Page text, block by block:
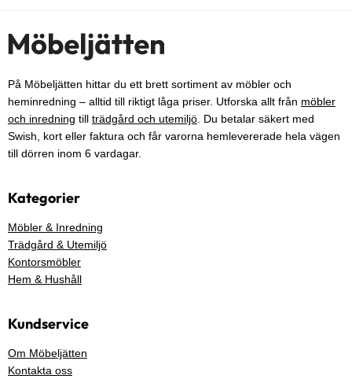
På Möbeljätten hittar du ett brett sortiment av möbler och
heminredning – alltid till riktigt låga priser. Utforska allt från möbler
och inredning till trädgård och utemiljö . Du betalar säkert med
Swish, kort eller faktura och får varorna hemlevererade hela vägen
till dörren inom 6 vardagar.
Kategorier
Möbler & Inredning
Trädgård & Utemiljö
Kontorsmöbler
Hem & Hushåll
Kundservice
Om Möbeljätten
Kontakta oss